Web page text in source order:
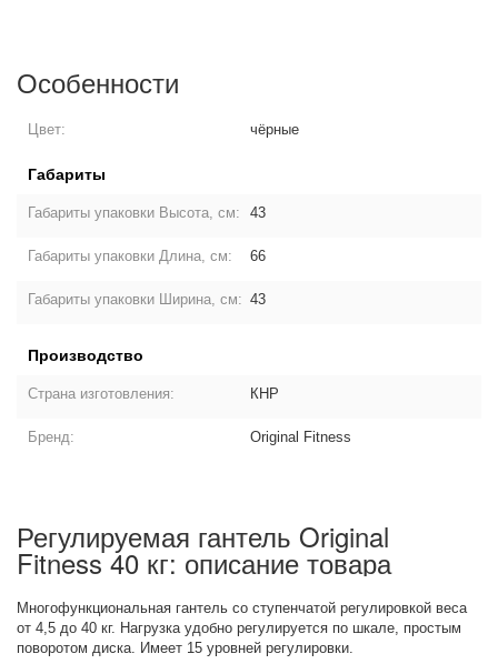
Особенности
Цвет: чёрные
Габариты
Габариты упаковки Высота, см: 43
Габариты упаковки Длина, см: 66
Габариты упаковки Ширина, см: 43
Производство
Страна изготовления: КНР
Бренд: Original Fitness
Регулируемая гантель Original
Fitness 40 кг: описание товара
Многофункциональная гантель со ступенчатой регулировкой веса
от 4,5 до 40 кг. Нагрузка удобно регулируется по шкале, простым
поворотом диска. Имеет 15 уровней регулировки.